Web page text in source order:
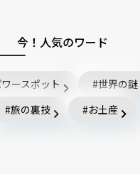
今！人気のワード
ースポット
世界の謎
旅の裏技
お土産